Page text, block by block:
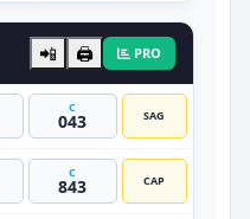
📲 🖨️ PRO
C
043 SAG
C
843 CAP